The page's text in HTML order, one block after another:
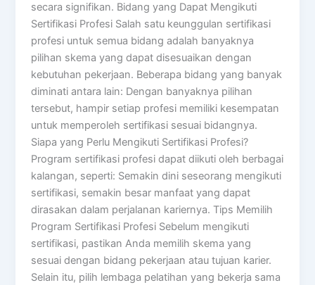
secara signifikan. Bidang yang Dapat Mengikuti
Sertifikasi Profesi Salah satu keunggulan sertifikasi
profesi untuk semua bidang adalah banyaknya
pilihan skema yang dapat disesuaikan dengan
kebutuhan pekerjaan. Beberapa bidang yang banyak
diminati antara lain: Dengan banyaknya pilihan
tersebut, hampir setiap profesi memiliki kesempatan
untuk memperoleh sertifikasi sesuai bidangnya.
Siapa yang Perlu Mengikuti Sertifikasi Profesi?
Program sertifikasi profesi dapat diikuti oleh berbagai
kalangan, seperti: Semakin dini seseorang mengikuti
sertifikasi, semakin besar manfaat yang dapat
dirasakan dalam perjalanan kariernya. Tips Memilih
Program Sertifikasi Profesi Sebelum mengikuti
sertifikasi, pastikan Anda memilih skema yang
sesuai dengan bidang pekerjaan atau tujuan karier.
Selain itu, pilih lembaga pelatihan yang bekerja sama